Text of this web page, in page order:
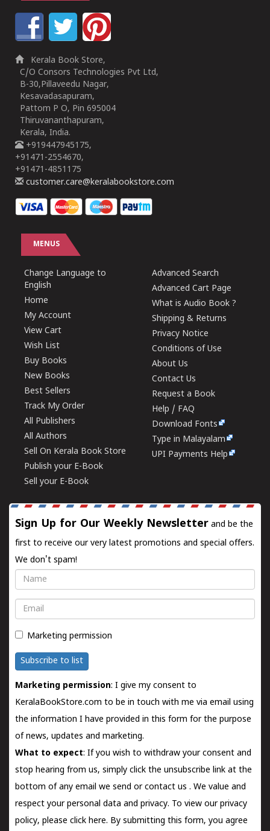
Kerala Book Store,
C/O Consors Technologies Pvt Ltd,
B-30,Pillaveedu Nagar,
Kesavadasapuram,
Pattom P O, Pin 695004
Thiruvananthapuram,
Kerala, India.
+919447945175,
+91471-2554670,
+91471-4851175
customer.care@keralabookstore.com
MENUS
Change Language to
English
Home
My Account
View Cart
Wish List
Buy Books
New Books
Best Sellers
Track My Order
All Publishers
All Authors
Sell On Kerala Book Store
Publish your E-Book
Sell your E-Book
Advanced Search
Advanced Cart Page
What is Audio Book ?
Shipping & Returns
Privacy Notice
Conditions of Use
About Us
Contact Us
Request a Book
Help / FAQ
Download Fonts
Type in Malayalam
UPI Payments Help
Sign Up for Our Weekly Newsletter and be the
first to receive our very latest promotions and special offers.
We don't spam!
Name
Email
Marketing permission
Subscribe to list
Marketing permission: I give my consent to
KeralaBookStore.com to be in touch with me via email using
the information I have provided in this form for the purpose
of news, updates and marketing.
What to expect: If you wish to withdraw your consent and
stop hearing from us, simply click the unsubscribe link at the
bottom of any email we send orcontact us . We value and
respect your personal data and privacy. To view our privacy
policy, please click here. By submitting this form, you agree